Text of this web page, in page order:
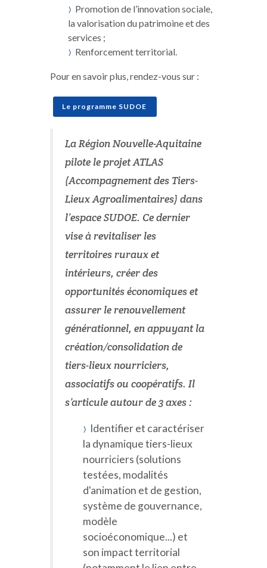
Promotion de l’innovation sociale,
la valorisation du patrimoine et des
services ;
Renforcement territorial.
Pour en savoir plus, rendez-vous sur :
Le programme SUDOE
La Région Nouvelle-Aquitaine
pilote le projet ATLAS
(Accompagnement des Tiers-
Lieux Agroalimentaires) dans
l’espace SUDOE. Ce dernier
vise à revitaliser les
territoires ruraux et
intérieurs, créer des
opportunités économiques et
assurer le renouvellement
générationnel, en appuyant la
création/consolidation de
tiers-lieux nourriciers,
associatifs ou coopératifs. Il
s’articule autour de 3 axes :
Identifier et caractériser
la dynamique tiers-lieux
nourriciers (solutions
testées, modalités
d'animation et de gestion,
système de gouvernance,
modèle
socioéconomique...) et
son impact territorial